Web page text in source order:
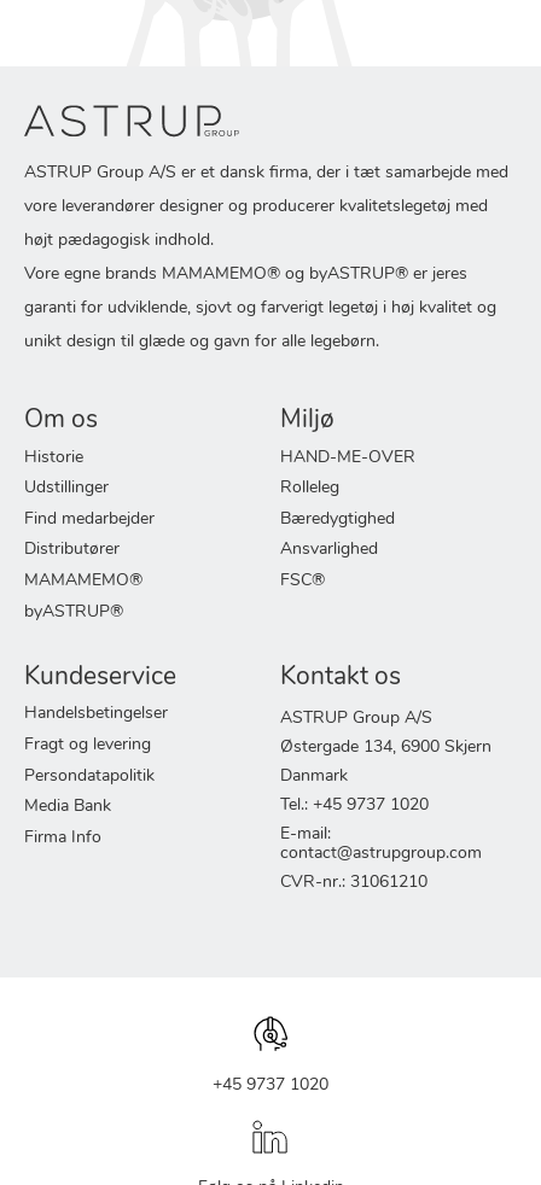
ASTRUP Group A/S er et dansk firma, der i tæt samarbejde med
vore leverandører designer og producerer kvalitetslegetøj med
højt pædagogisk indhold.
Vore egne brands MAMAMEMO® og byASTRUP® er jeres
garanti for udviklende, sjovt og farverigt legetøj i høj kvalitet og
unikt design til glæde og gavn for alle legebørn.
Om os
Historie
Udstillinger
Find medarbejder
Distributører
MAMAMEMO®
byASTRUP®
Miljø
HAND-ME-OVER
Rolleleg
Bæredygtighed
Ansvarlighed
FSC®
Kundeservice
Handelsbetingelser
Fragt og levering
Persondatapolitik
Media Bank
Firma Info
Kontakt os
ASTRUP Group A/S
Østergade 134, 6900 Skjern
Danmark
Tel.: +45 9737 1020
E-mail:
contact@astrupgroup.com
CVR-nr.: 31061210
+45 9737 1020